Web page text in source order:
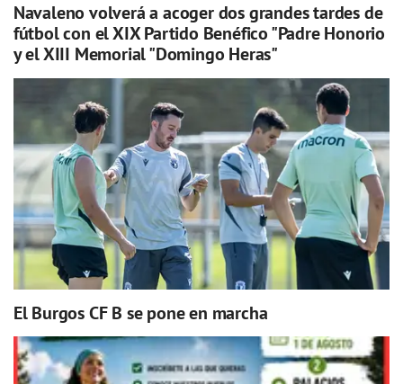
Navaleno volverá a acoger dos grandes tardes de
fútbol con el XIX Partido Benéfico "Padre Honorio
y el XIII Memorial "Domingo Heras"
El Burgos CF B se pone en marcha